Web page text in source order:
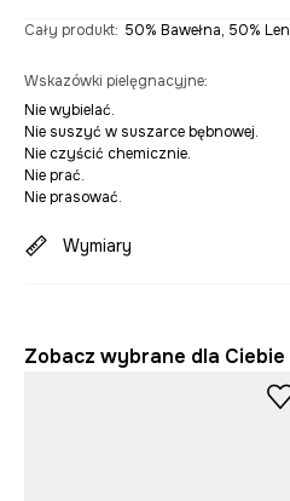
Cały produkt: 50% Bawełna, 50% Len
Wskazówki pielęgnacyjne:
Nie wybielać.
Nie suszyć w suszarce bębnowej.
Nie czyścić chemicznie.
Nie prać.
Nie prasować.
Wymiary
Zobacz wybrane dla Ciebie